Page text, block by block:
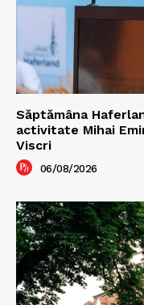
Săptămâna
activitate Mihai
Viscri
06/08/2026